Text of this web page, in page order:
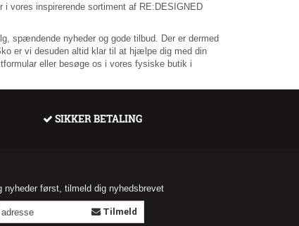
vores inspirerende sortiment af RE:DESIGNED
spændende nyheder og gode tilbud. Der er dermed
er vi desuden altid klar til at hjælpe dig med din
eller besøge os i vores fysiske butik i
SIKKER BETALING
nyheder først, tilmeld dig nyhedsbrevet
Tilmeld